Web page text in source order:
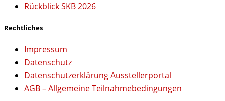
Rückblick SKB 2026
Rechtliches
Impressum
Datenschutz
Datenschutzerklärung Ausstellerportal
AGB – Allgemeine Teilnahmebedingungen